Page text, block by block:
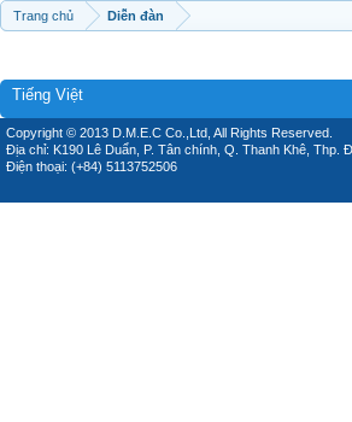
Trang chủ Diễn đàn
Tiếng Việt
Copyright © 2013 D.M.E.C Co.,Ltd, All Rights Reserved.
Địa chỉ: K190 Lê Duẩn, P. Tân chính, Q. Thanh Khê, Thp.
Điện thoại: (+84) 5113752506